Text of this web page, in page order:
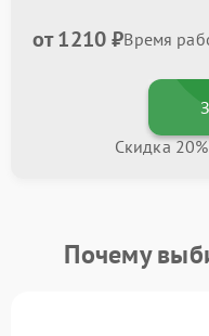
от 1210 ₽Время
Скидка
Почему